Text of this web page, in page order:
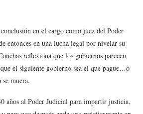
conclusión en el cargo como juez del Poder
entonces en una lucha legal por nivelar su
reflexiona que los gobiernos parecen
el siguiente gobierno sea el que pague…o
se muera.
años al Poder Judicial para impartir justicia,